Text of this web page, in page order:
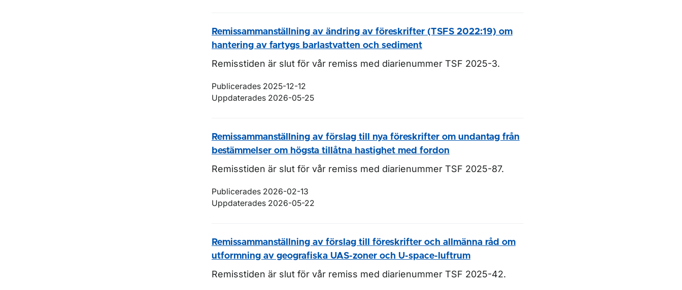
Remissammanställning av ändring av föreskrifter (TSFS 2022:19) om
hantering av fartygs barlastvatten och sediment
Remisstiden är slut för vår remiss med diarienummer TSF 2025-3.
Publicerades 2025-12-12
Uppdaterades 2026-05-25
Remissammanställning av förslag till nya föreskrifter om undantag från
bestämmelser om högsta tillåtna hastighet med fordon
Remisstiden är slut för vår remiss med diarienummer TSF 2025-87.
Publicerades 2026-02-13
Uppdaterades 2026-05-22
Remissammanställning av förslag till föreskrifter och allmänna råd om
utformning av geografiska UAS-zoner och U-space-luftrum
Remisstiden är slut för vår remiss med diarienummer TSF 2025-42.